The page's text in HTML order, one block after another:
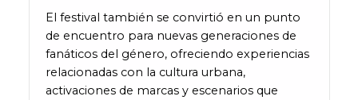
El festival también se convirtió en un punto
de encuentro para nuevas generaciones de
fanáticos del género, ofreciendo experiencias
relacionadas con la cultura urbana,
activaciones de marcas y escenarios que